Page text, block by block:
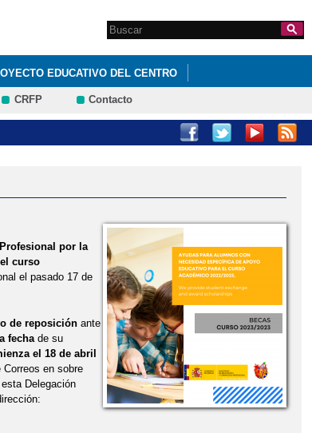
Formulario de
búsqueda
Search this site
EDUCATIVO DEL CENTRO
CRFP Contacto
por la
curso
el pasado 17 de
de reposición ante
fecha de su
el 18 de abril
en sobre
Delegación